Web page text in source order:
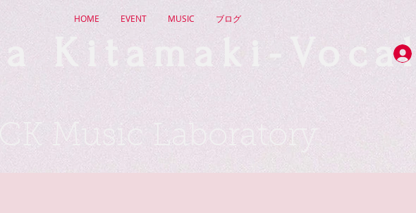
HOME EVENT MUSIC ブログ
Kitamaki-Vocal
Music Laboratory